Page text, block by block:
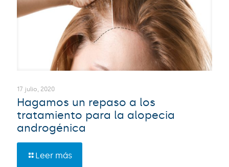
17 julio, 2020
Hagamos un repaso a los
tratamiento para la alopecia
androgénica
Leer más